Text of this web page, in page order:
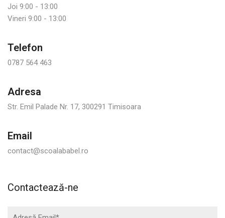
Joi 9:00 - 13:00
Vineri 9:00 - 13:00
Telefon
0787 564 463
Adresa
Str. Emil Palade Nr. 17, 300291 Timisoara
Email
contact@scoalababel.ro
Contactează-ne